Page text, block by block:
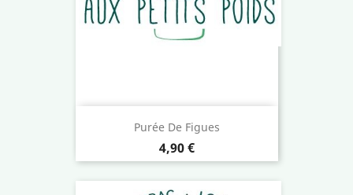
Purée De Figues
Prix
4,90 €